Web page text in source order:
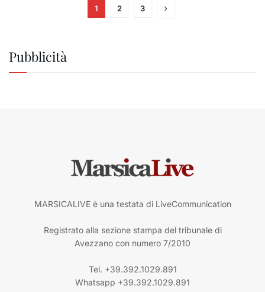
1 2 3
Pubblicità
MARSICALIVE è una testata di LiveCommunication
Registrato alla sezione stampa del tribunale di
Avezzano con numero 7/2010
Tel. +39.392.1029.891
Whatsapp +39.392.1029.891